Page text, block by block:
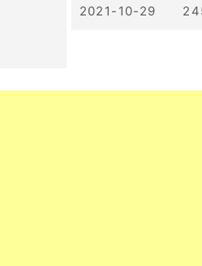
2021-10-29